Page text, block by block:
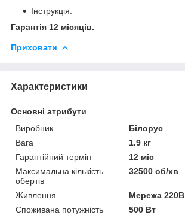
Інструкція.
Гарантія 12 місяців.
Приховати
Характеристики
Основні атрибути
Виробник
Білорус
Вага
1.9 кг
Гарантійний термін
12 міс
Максимальна кількість
обертів
32500 об/хв
Живлення
Мережа 220В
Споживана потужність
500 Вт